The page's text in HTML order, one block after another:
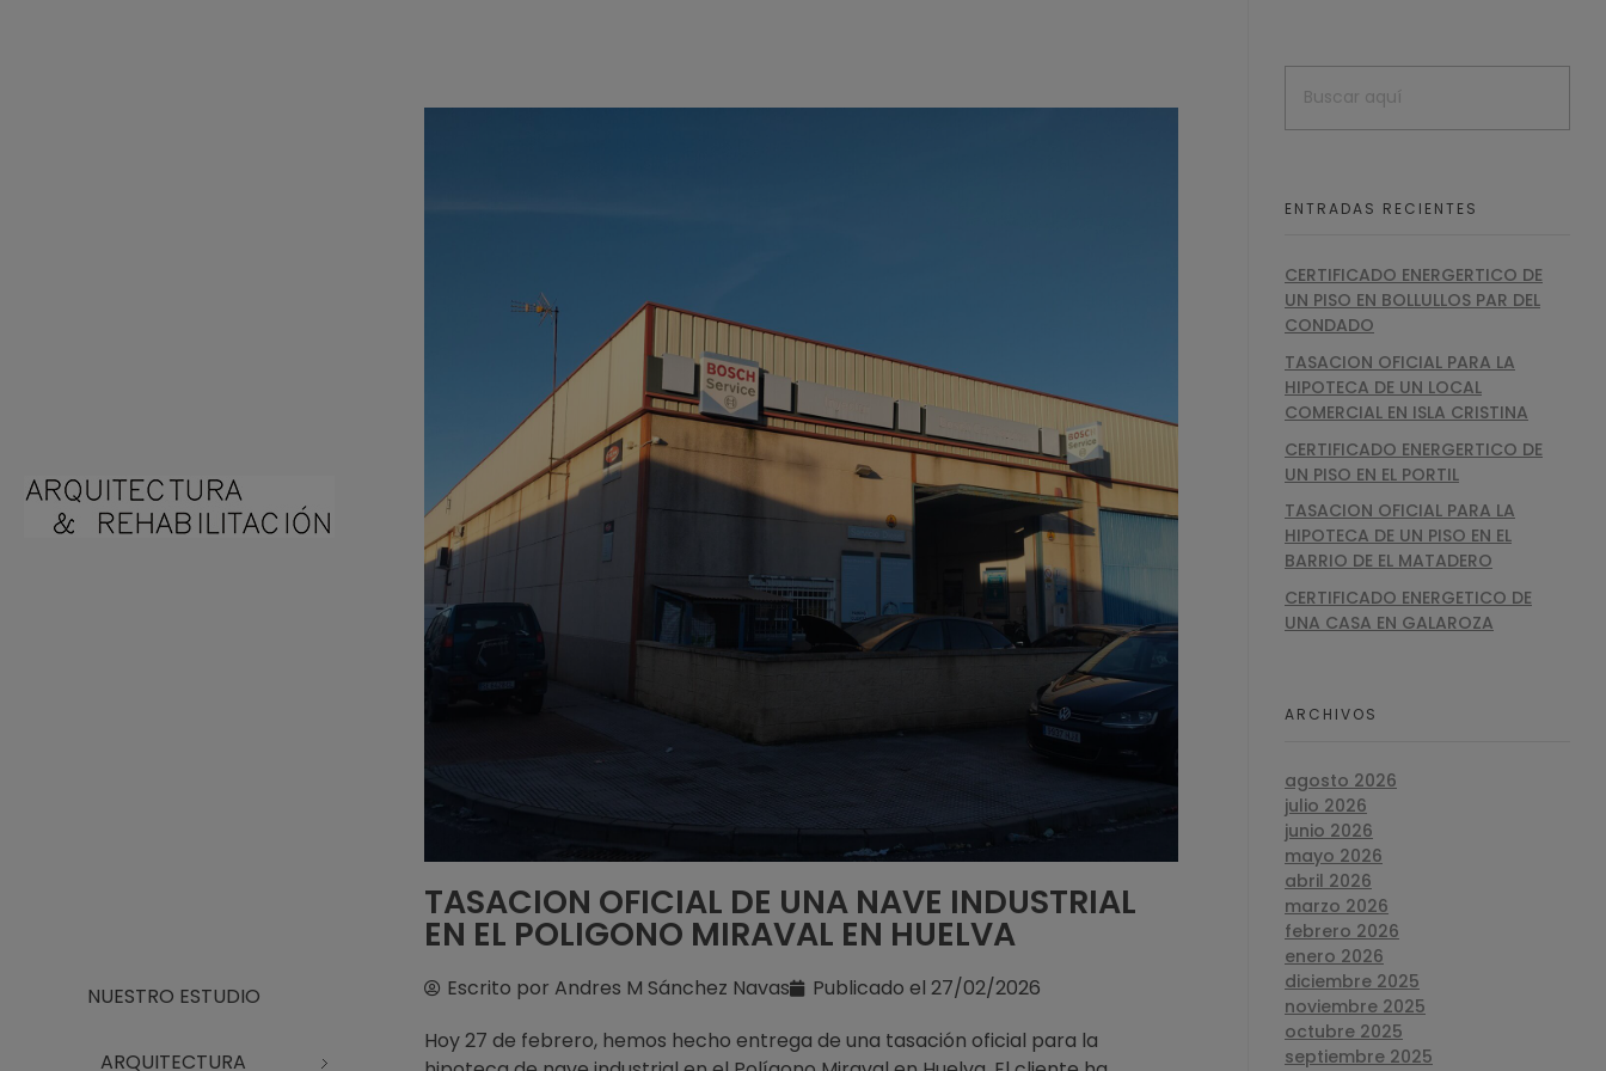
NUESTRO ESTUDIO
ARQUITECTURA
TASACION OFICIAL DE UNA NAVE INDUSTRIAL
EN EL POLIGONO MIRAVAL EN HUELVA
Escrito por Andres M Sánchez Navas Publicado el 27/02/2026
Hoy 27 de febrero, hemos hecho entrega de una tasación oficial para la
ENTRADAS RECIENTES
CERTIFICADO ENERGERTICO DE
UN PISO EN BOLLULLOS PAR DEL
CONDADO
TASACION OFICIAL PARA LA
HIPOTECA DE UN LOCAL
COMERCIAL EN ISLA CRISTINA
CERTIFICADO ENERGERTICO DE
UN PISO EN EL PORTIL
TASACION OFICIAL PARA LA
HIPOTECA DE UN PISO EN EL
BARRIO DE EL MATADERO
CERTIFICADO ENERGETICO DE
UNA CASA EN GALAROZA
ARCHIVOS
agosto 2026
julio 2026
junio 2026
mayo 2026
abril 2026
marzo 2026
febrero 2026
enero 2026
diciembre 2025
noviembre 2025
octubre 2025
septiembre 2025